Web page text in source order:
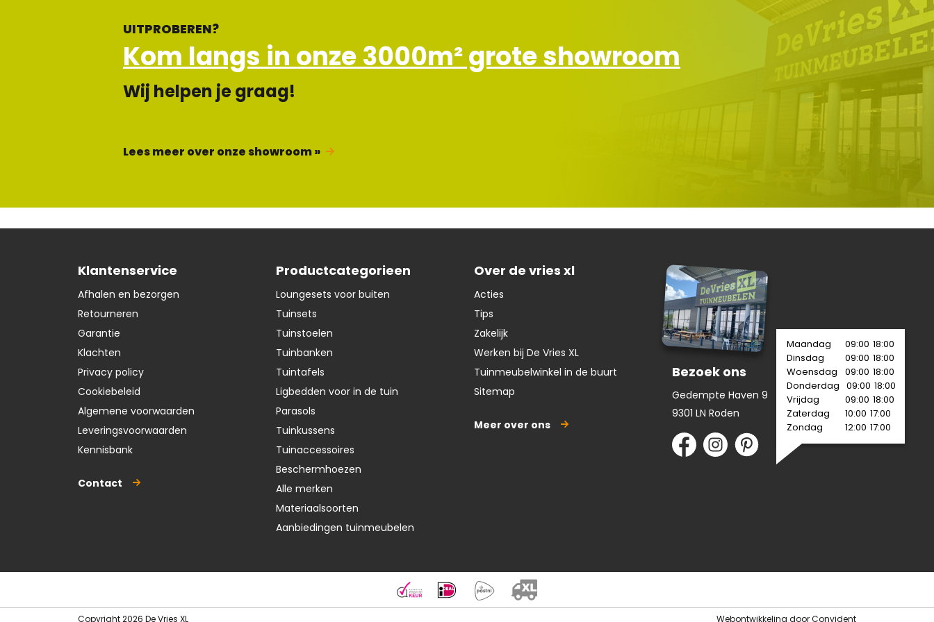
f
UITPROBEREN?
Kom langs in onze 3000m² grote showroom
Wij helpen je graag!
Lees meer over onze showroom »
Klantenservice
Afhalen en bezorgen
Retourneren
Garantie
Klachten
Privacy policy
Cookiebeleid
Algemene voorwaarden
Leveringsvoorwaarden
Kennisbank
Contact
Productcategorieen
Loungesets voor buiten
Tuinsets
Tuinstoelen
Tuinbanken
Tuintafels
Ligbedden voor in de tuin
Parasols
Tuinkussens
Tuinaccessoires
Beschermhoezen
Alle merken
Materiaalsoorten
Aanbiedingen tuinmeubelen
Over de vries xl
Acties
Tips
Zakelijk
Werken bij De Vries XL
Tuinmeubelwinkel in de buurt
Sitemap
Meer over ons
Bezoek ons
Gedempte Haven 9
9301 LN Roden
Maandag 09:00 18:00
Dinsdag
09:00 18:00
Woensdag
09:00 18:00
Donderdag 09:00 18:00
Vrijdag
09:00 18:00
Zaterdag
10:00 17:00
Zondag
12:00 17:00
Copyright 2026 De Vries XL Webontwikkeling doorConvident